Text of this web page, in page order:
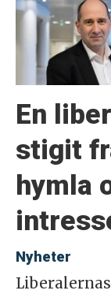
En
stigit
hymla
Nyheter